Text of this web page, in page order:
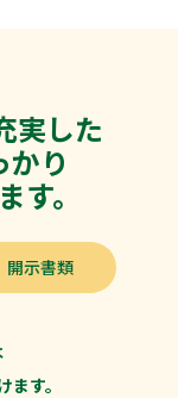
実した
り
す。
開示書類
す。